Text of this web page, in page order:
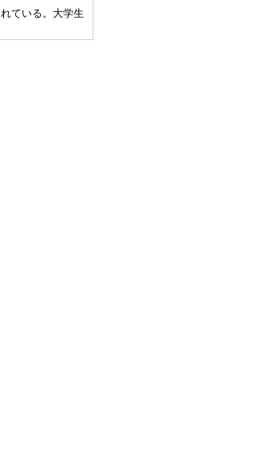
ている。大学生